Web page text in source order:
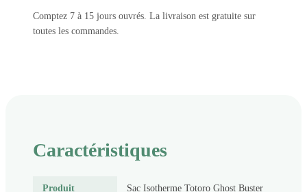
Comptez 7 à 15 jours ouvrés. La livraison est gratuite sur
toutes les commandes.
Caractéristiques
Produit Sac Isotherme Totoro Ghost Buster